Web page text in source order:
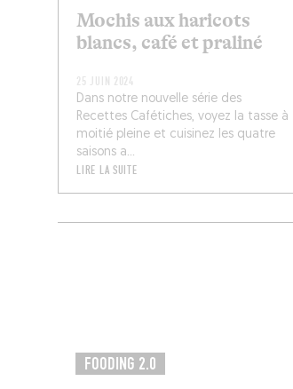
Mochis aux haricots
blancs, café et praliné
25 JUIN 2024
Dans notre nouvelle série des
Recettes Cafétiches, voyez la tasse à
moitié pleine et cuisinez les quatre
saisons a...
LIRE LA SUITE
FOODING 2.0